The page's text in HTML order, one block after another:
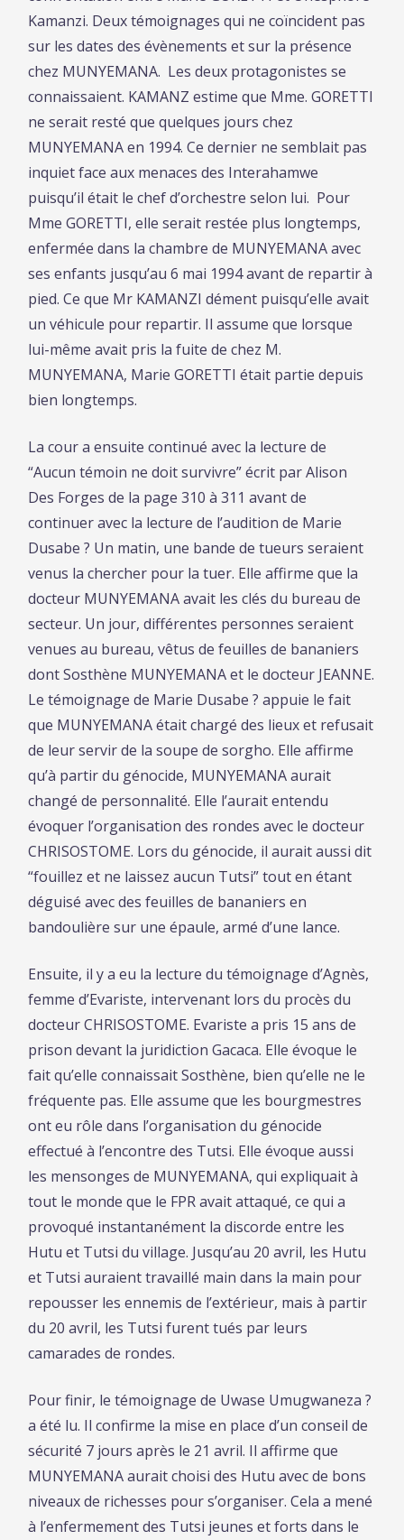
Kamanzi. Deux témoignages qui ne coïncident pas
sur les dates des évènements et sur la présence
chez MUNYEMANA. Les deux protagonistes se
connaissaient. KAMANZ estime que Mme. GORETTI
ne serait resté que quelques jours chez
MUNYEMANA en 1994. Ce dernier ne semblait pas
inquiet face aux menaces des Interahamwe
puisqu’il était le chef d’orchestre selon lui. Pour
Mme GORETTI, elle serait restée plus longtemps,
enfermée dans la chambre de MUNYEMANA avec
ses enfants jusqu’au 6 mai 1994 avant de repartir à
pied. Ce que Mr KAMANZI dément puisqu’elle avait
un véhicule pour repartir. Il assume que lorsque
lui-même avait pris la fuite de chez M.
MUNYEMANA, Marie GORETTI était partie depuis
bien longtemps.
La cour a ensuite continué avec la lecture de
“Aucun témoin ne doit survivre” écrit par Alison
Des Forges de la page 310 à 311 avant de
continuer avec la lecture de l’audition de Marie
Dusabe ? Un matin, une bande de tueurs seraient
venus la chercher pour la tuer. Elle affirme que la
docteur MUNYEMANA avait les clés du bureau de
secteur. Un jour, différentes personnes seraient
venues au bureau, vêtus de feuilles de bananiers
dont Sosthène MUNYEMANA et le docteur JEANNE.
Le témoignage de Marie Dusabe ? appuie le fait
que MUNYEMANA était chargé des lieux et refusait
de leur servir de la soupe de sorgho. Elle affirme
qu’à partir du génocide, MUNYEMANA aurait
changé de personnalité. Elle l’aurait entendu
évoquer l’organisation des rondes avec le docteur
CHRISOSTOME. Lors du génocide, il aurait aussi dit
“fouillez et ne laissez aucun Tutsi” tout en étant
déguisé avec des feuilles de bananiers en
bandoulière sur une épaule, armé d’une lance.
Ensuite, il y a eu la lecture du témoignage d’Agnès,
femme d’Evariste, intervenant lors du procès du
docteur CHRISOSTOME. Evariste a pris 15 ans de
prison devant la juridiction Gacaca. Elle évoque le
fait qu’elle connaissait Sosthène, bien qu’elle ne le
fréquente pas. Elle assume que les bourgmestres
ont eu rôle dans l’organisation du génocide
effectué à l’encontre des Tutsi. Elle évoque aussi
les mensonges de MUNYEMANA, qui expliquait à
tout le monde que le FPR avait attaqué, ce qui a
provoqué instantanément la discorde entre les
Hutu et Tutsi du village. Jusqu’au 20 avril, les Hutu
et Tutsi auraient travaillé main dans la main pour
repousser les ennemis de l’extérieur, mais à partir
du 20 avril, les Tutsi furent tués par leurs
camarades de rondes.
Pour finir, le témoignage de Uwase Umugwaneza ?
a été lu. Il confirme la mise en place d’un conseil de
sécurité 7 jours après le 21 avril. Il affirme que
MUNYEMANA aurait choisi des Hutu avec de bons
niveaux de richesses pour s’organiser. Cela a mené
à l’enfermement des Tutsi jeunes et forts dans le